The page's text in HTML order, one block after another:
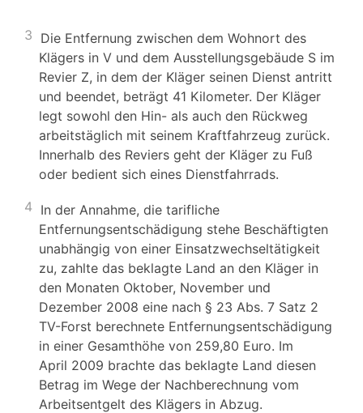
3 Die Entfernung zwischen dem Wohnort des
Klägers in V und dem Ausstellungsgebäude S im
Revier Z, in dem der Kläger seinen Dienst antritt
und beendet, beträgt 41 Kilometer. Der Kläger
legt sowohl den Hin- als auch den Rückweg
arbeitstäglich mit seinem Kraftfahrzeug zurück.
Innerhalb des Reviers geht der Kläger zu Fuß
oder bedient sich eines Dienstfahrrads.
4 In der Annahme, die tarifliche
Entfernungsentschädigung stehe Beschäftigten
unabhängig von einer Einsatzwechseltätigkeit
zu, zahlte das beklagte Land an den Kläger in
den Monaten Oktober, November und
Dezember 2008 eine nach § 23 Abs. 7 Satz 2
TV-Forst berechnete Entfernungsentschädigung
in einer Gesamthöhe von 259,80 Euro. Im
April 2009 brachte das beklagte Land diesen
Betrag im Wege der Nachberechnung vom
Arbeitsentgelt des Klägers in Abzug.